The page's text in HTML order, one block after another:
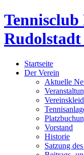
Tennisclub
Rudolstadt
Startseite
Der Verein
Aktuelle
Vorstand
Historie
Satzung